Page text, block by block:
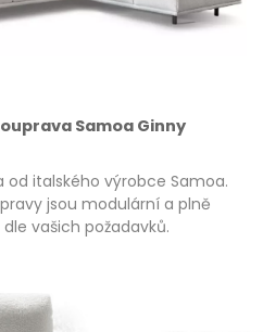
Samoa Ginny
italského výrobce Samoa.
jsou modulární a plně
vašich požadavků.